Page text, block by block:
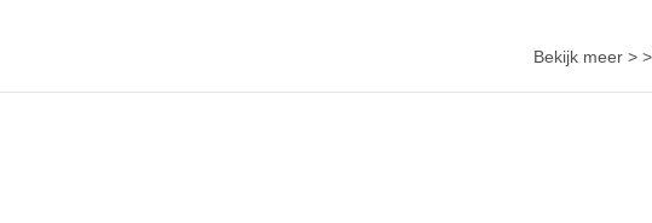
Bekijk meer > >